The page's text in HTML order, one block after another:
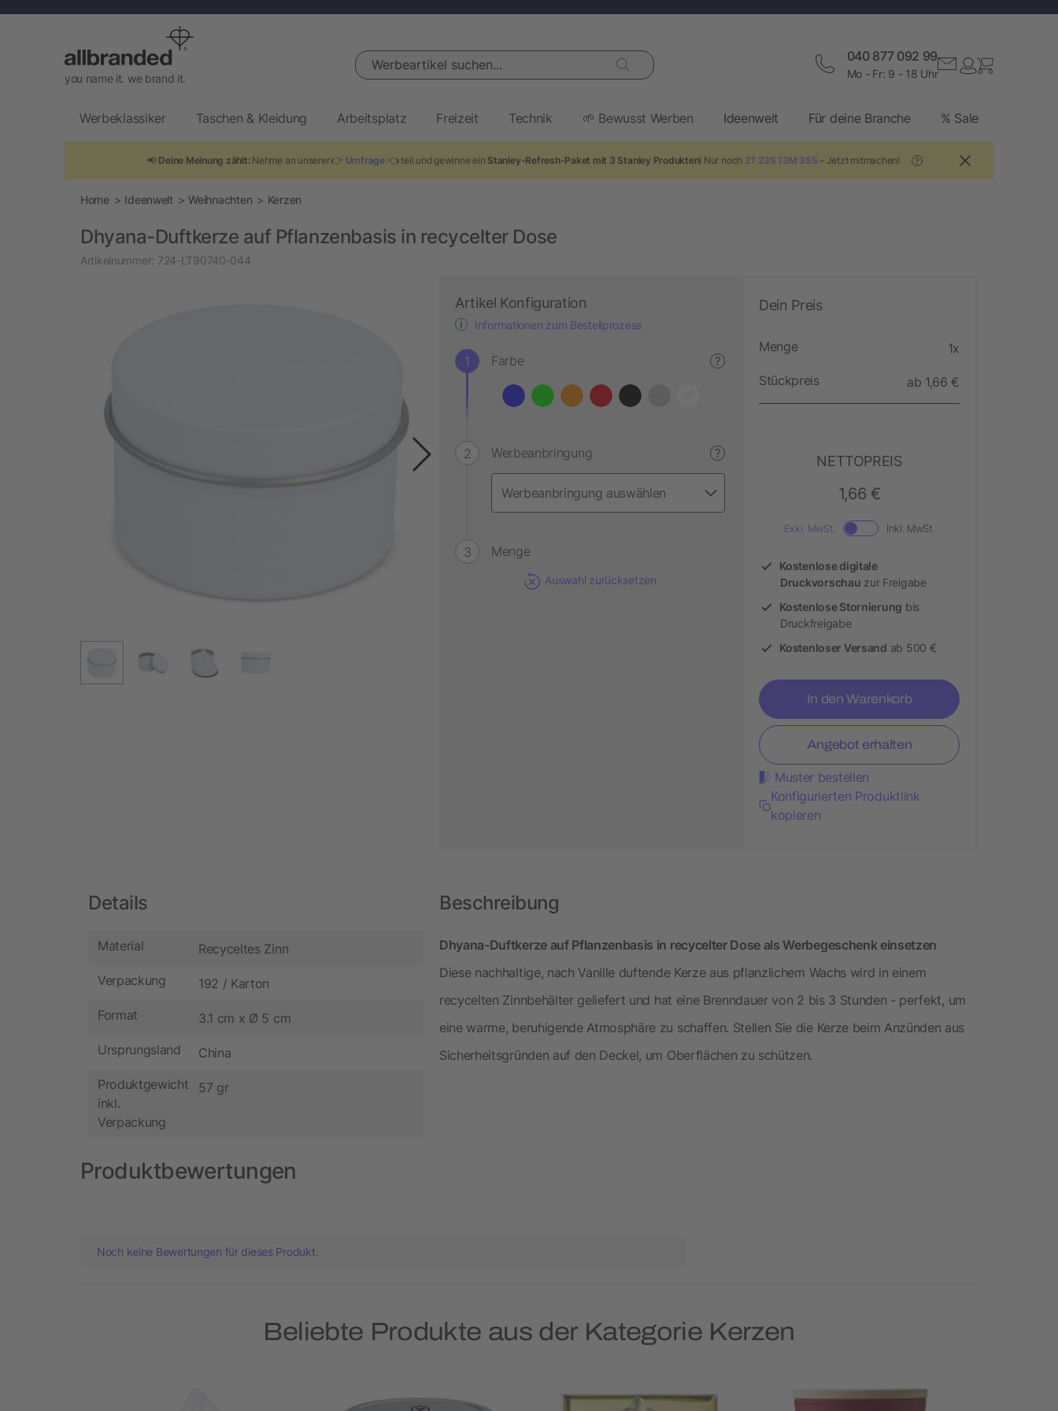
you name it. we brand it.
Werbeartikel suchen... 040 877 092 99
Mo - Fr: 9 - 18 Uhr
Werbeklassiker Taschen & Kleidung Arbeitsplatz Freizeit Technik 🌱 Bewusst Werben Ideenwelt Für deine Branche % Sale
📢 Deine Meinung zählt:Nehme an unserer 👉 Umfrage👈 teil und gewinne ein Stanley-Refresh-Paket mit 3 Stanley Produkten! Nur noch 2T 23S 13M 34S – Jetzt mitmachen! ?
Home Ideenwelt Weihnachten Kerzen
Dhyana-Duftkerze auf Pflanzenbasis in recycelter Dose
Artikelnummer: 724-LT90740-044
Artikel Konfiguration
Informationen zum Bestellprozess
Farbe ?
Werbeanbringung ?
Menge
Auswahl zurücksetzen
Dein Preis
Menge 1x
Stückpreis ab 1,66 €
NETTOPREIS
1,66 €
Exkl. MwSt. Inkl. MwSt.
Kostenlose digitale
Druckvorschau zur Freigabe
Kostenlose Stornierung bis
Druckfreigabe
Kostenloser Versand ab 500 €
In den Warenkorb
Angebot erhalten
Muster bestellen
Konfigurierten Produktlink
kopieren
Details
Material Recyceltes Zinn
Verpackung 192 / Karton
Format 3.1 cm x Ø 5 cm
Ursprungsland China
Produktgewicht
inkl.
Verpackung
57 gr
Beschreibung
Dhyana-Duftkerze auf Pflanzenbasis in recycelter Dose als Werbegeschenk einsetzen
Diese nachhaltige, nach Vanille duftende Kerze aus pflanzlichem Wachs wird in einem
recycelten Zinnbehälter geliefert und hat eine Brenndauer von 2 bis 3 Stunden - perfekt, um
eine warme, beruhigende Atmosphäre zu schaffen. Stellen Sie die Kerze beim Anzünden aus
Sicherheitsgründen auf den Deckel, um Oberflächen zu schützen.
Produktbewertungen
Noch keine Bewertungen für dieses Produkt.
Beliebte Produkte aus der Kategorie Kerzen